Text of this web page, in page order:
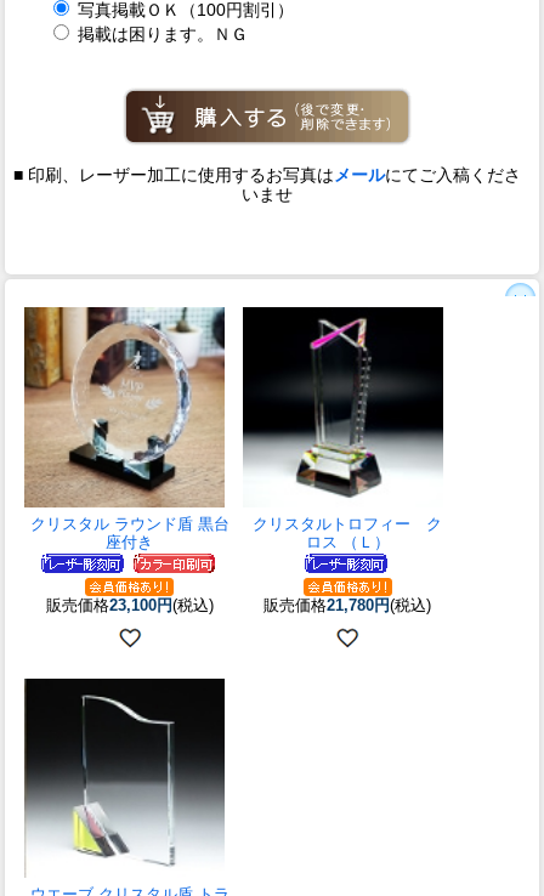
写真掲載ＯＫ（100円割引）
掲載は困ります。ＮＧ
■ 印刷、レーザー加工に使用するお写真はメールにてご入稿くださ
いませ
クリスタル ラウンド盾 黒台
座付き
販売価格23,100円(税込)
クリスタルトロフィー ク
ロス （Ｌ）
販売価格21,780円(税込)